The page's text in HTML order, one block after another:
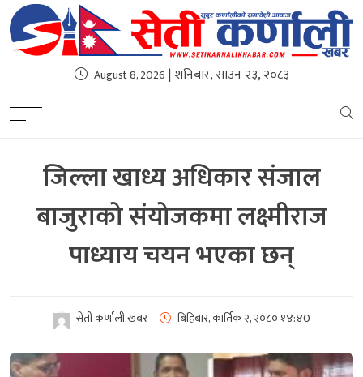
August 8, 2026 | शनिबार, साउन २३, २०८३
जिल्ला खाध्य अधिकार संजाल
बाजुराको संयोजकमा लक्ष्मीराज
पाध्याय चयन भएका छन्
सेती कर्णाली खबर बिहिबार, कार्तिक २, २०८० १४:४0